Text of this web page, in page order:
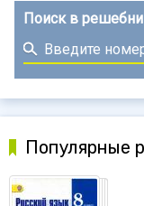
Поиск в
Популярные